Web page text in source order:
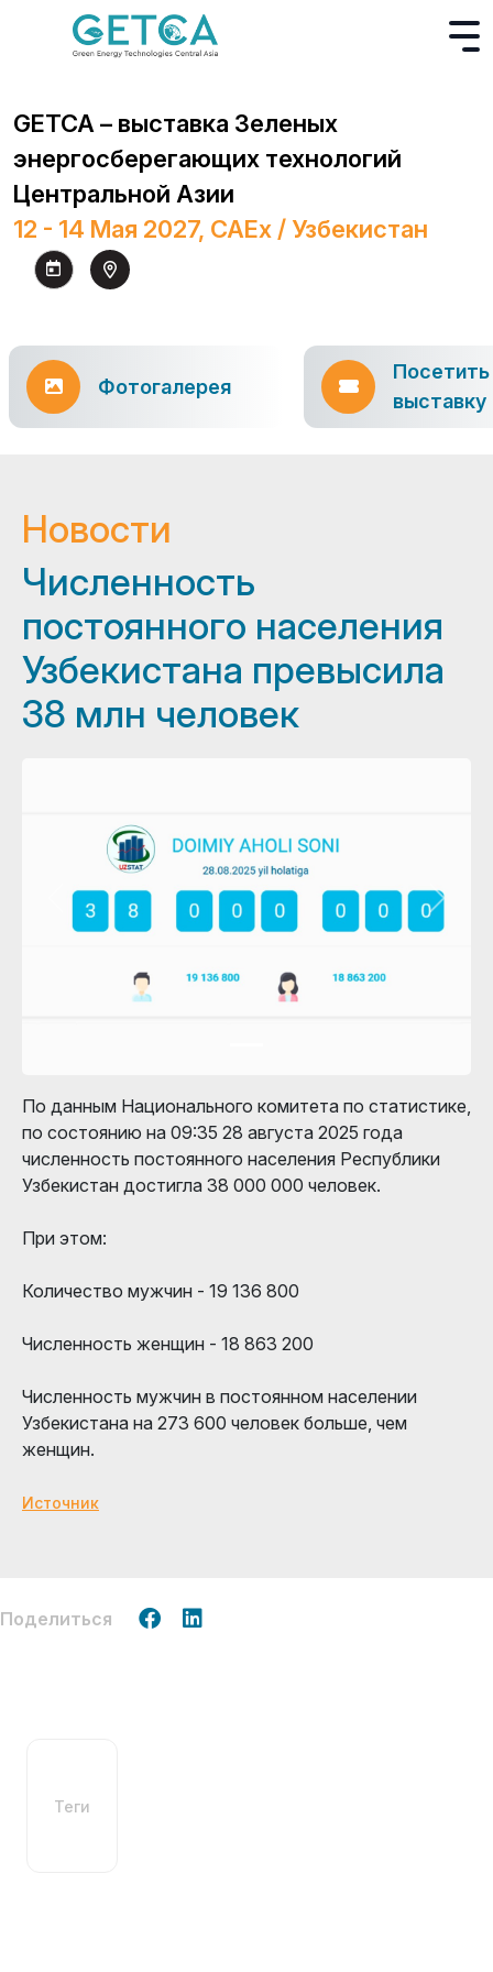
GETCA – выставка Зеленых
энергосберегающих технологий
Центральной Азии
12 - 14 Мая 2027, CAEx / Узбекистан
Фотогалерея
Посетить
выставку
Новости
Численность
постоянного населения
Узбекистана превысила
38 млн человек
По данным Национального комитета по статистике,
по состоянию на 09:35 28 августа 2025 года
численность постоянного населения Республики
Узбекистан достигла 38 000 000 человек.
При этом:
Количество мужчин - 19 136 800
Численность женщин - 18 863 200
Численность мужчин в постоянном населении
Узбекистана на 273 600 человек больше, чем
женщин.
Источник
Поделиться
Теги